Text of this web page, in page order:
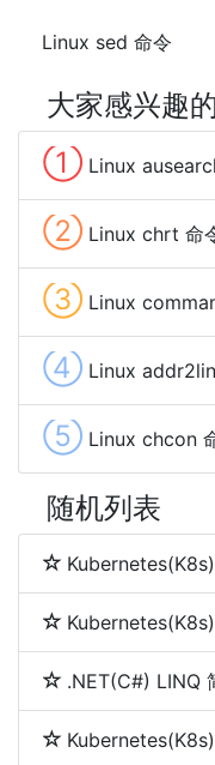
Linux sed 命令
大家感兴趣
① Linux
② Linux chrt 命
③ Linux
④ Linux
⑤ Linux chcon
随机列表
.NET(C#) LINQ